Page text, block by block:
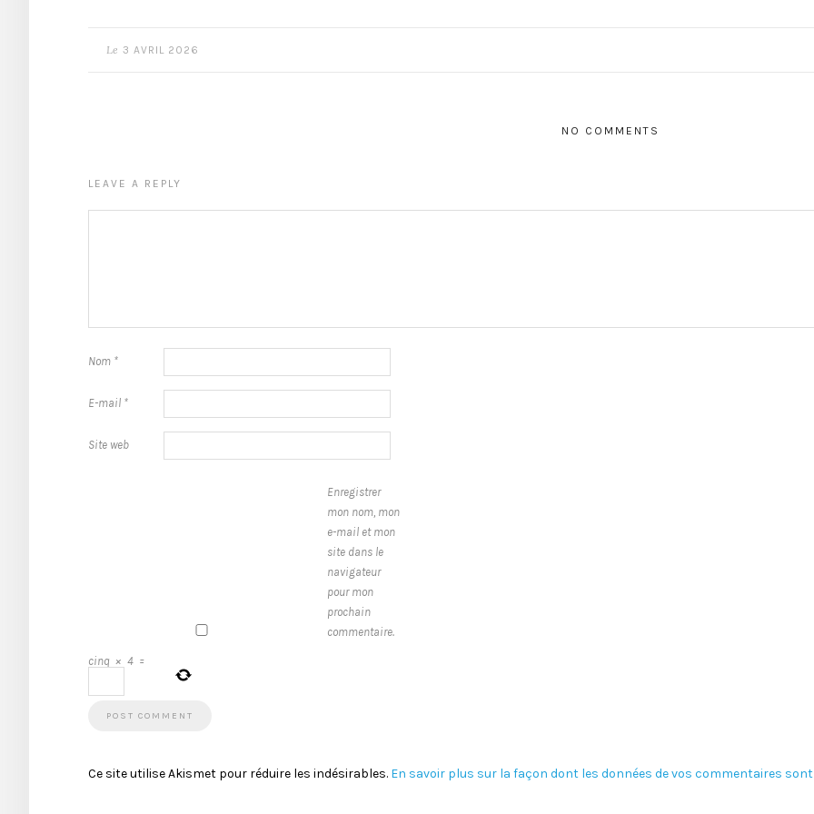
Le 3 AVRIL 2026
NO COMMENTS
LEAVE A REPLY
Nom *
E-mail *
Site web
Enregistrer
mon nom, mon
e-mail et mon
site dans le
navigateur
pour mon
prochain
commentaire.
cinq × 4 =
Ce site utilise Akismet pour réduire les indésirables. En savoir plus sur la façon dont les données de vos commentaires